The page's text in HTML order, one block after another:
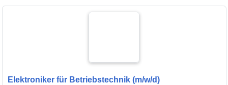
Elektroniker für Betriebstechnik (m/w/d)